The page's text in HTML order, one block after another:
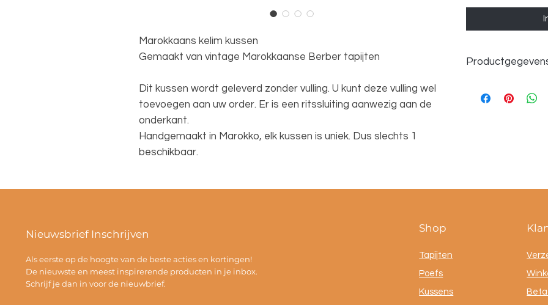
Marokkaans kelim kussen
Gemaakt van vintage Marokkaanse Berber tapijten
Dit kussen wordt geleverd zonder vulling. U kunt deze vulling wel
toevoegen aan uw order. Er is een ritssluiting aanwezig aan de
onderkant.
Handgemaakt in Marokko, elk kussen is uniek. Dus slechts 1
beschikbaar.
100% wol
Nieuwsbrief Inschrijven
Als eerste op de hoogte van de beste acties en kortingen!
De nieuwste en meest inspirerende producten in je inbox.
Schrijf je dan in voor de nieuwbrief.
Shop
Tapijten
Poefs
Kussens